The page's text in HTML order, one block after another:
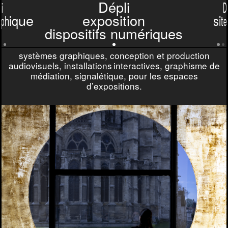
li
phique
Dépli
exposition
dispositifs numériques
D
site
exposition dispositifs numériques
systèmes graphiques, conception et production
audiovisuels, installations interactives, graphisme de
médiation, signalétique, pour les espaces
d’expositions.